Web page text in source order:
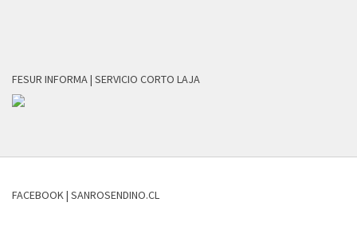
FESUR INFORMA | SERVICIO CORTO LAJA
FACEBOOK | SANROSENDINO.CL